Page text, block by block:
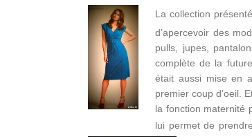
La collection
d’apercevoir des
pulls, jupes,
complète de la
était aussi mise en
premier coup d’oeil.
la fonction maternité
lui permet de